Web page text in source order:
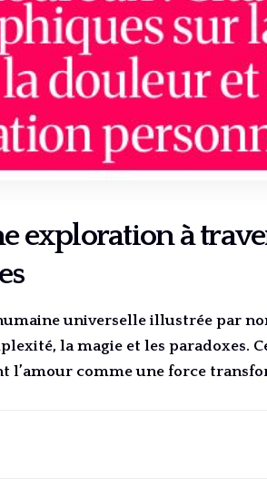
exploration à
universelle illustrée par
la magie et les paradoxes.
l’amour comme une force